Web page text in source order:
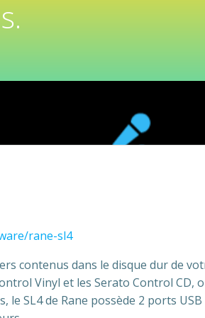
:
rane-sl4
contenus dans le disque dur de
Vinyl et les Serato Control CD,
le SL4 de Rane possède 2 ports